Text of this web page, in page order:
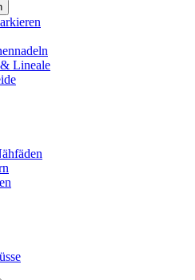
Lineale